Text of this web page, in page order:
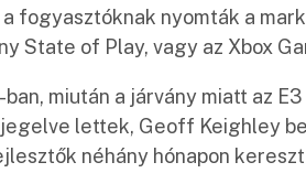
fogyasztóknak nyomták a
State of Play, vagy az Xbox
miután a járvány miatt az
lettek, Geoff Keighley
néhány hónapon